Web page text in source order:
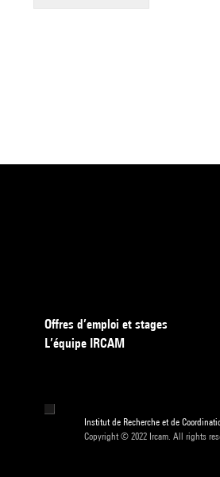
Offres d’emploi et stages
L’équipe IRCAM
Institut de Recherche et de
Copyright © 2022 Ircam. All rights